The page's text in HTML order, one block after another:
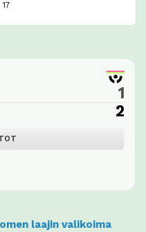
17
1
2
laajin valikoima